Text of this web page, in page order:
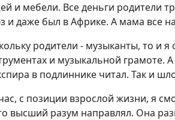
и мебели. Все деньги родители
и даже был в Африке. А мама все
родители - музыканты, то и я
и музыкальной грамоте.
в подлиннике читал. Так и
с позиции взрослой жизни, я
высший разум направлял. Она